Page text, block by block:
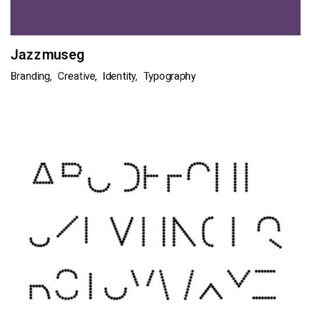
Jazzmuseg
Branding Creative Identity Typography